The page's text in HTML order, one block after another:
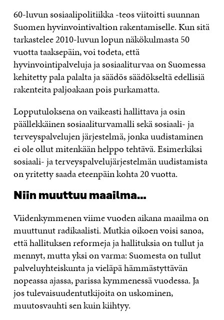
60-luvun sosiaalipolitiikka -teos viitoitti suunnan
Suomen hyvinvointivaltion rakentamiselle. Kun sitä
tarkastelee 2010-luvun lopun näkökulmasta 50
vuotta taaksepäin, voi todeta, että
hyvinvointipalveluja ja sosiaaliturvaa on Suomessa
kehitetty pala palalta ja säädös säädökseltä edellisiä
rakenteita paljoakaan pois purkamatta.
Lopputuloksena on vaikeasti hallittava ja osin
päällekkäinen sosiaaliturvamalli sekä sosiaali- ja
terveyspalvelujen järjestelmä, jonka uudistaminen
ei ole ollut mitenkään helppo tehtävä. Esimerkiksi
sosiaali- ja terveyspalvelujärjestelmän uudistamista
on yritetty saada eteenpäin kohta 20 vuotta.
Niin muuttuu maailma…
Viidenkymmenen viime vuoden aikana maailma on
muuttunut radikaalisti. Mutkia oikoen voisi sanoa,
että hallituksen reformeja ja hallituksia on tullut ja
mennyt, mutta yksi on varma: Suomesta on tullut
palveluyhteiskunta ja vieläpä hämmästyttävän
nopeassa ajassa, parissa kymmenessä vuodessa. Ja
jos tulevaisuudentutkijoita on uskominen,
muutosvauhti sen kuin kiihtyy.